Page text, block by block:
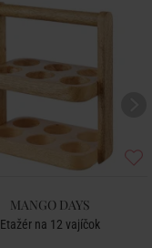
MANGO DAYS
Etažér na 12 vajíčok